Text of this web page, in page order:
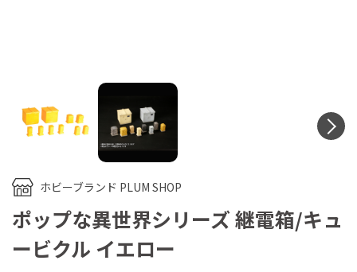
ホビーブランド PLUM SHOP
ポップな異世界シリーズ 継電箱/キュ
ービクル イエロー